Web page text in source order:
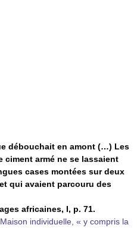
débouchait en amont (…) Les
ciment armé ne se lassaient
cases montées sur deux
qui avaient parcouru des
africaines, I, p. 71.
Maison individuelle, « y compris la